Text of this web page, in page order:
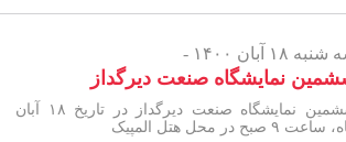
۱۸ آبان ۱۴۰۰ -
نمایشگاه صنعت دیرگداز
ششمین نمایشگاه صنعت دیرگداز در تاریخ ۱۸ آبان
۹ صبح در محل هتل المپیک